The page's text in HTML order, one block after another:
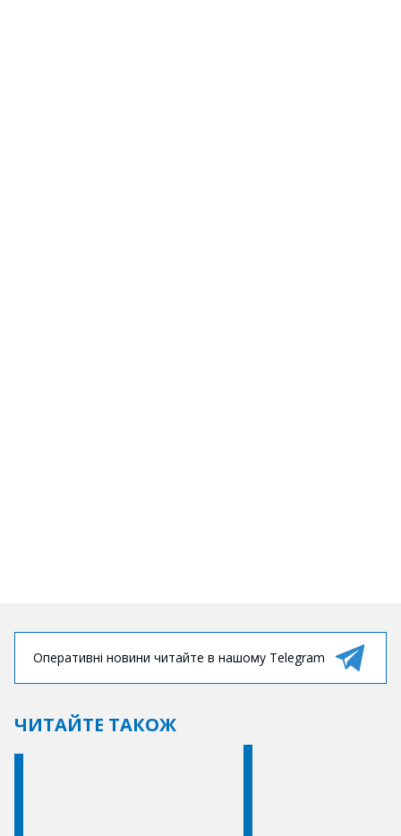
Оперативні новини читайте в нашому Telegram
ЧИТАЙТЕ ТАКОЖ